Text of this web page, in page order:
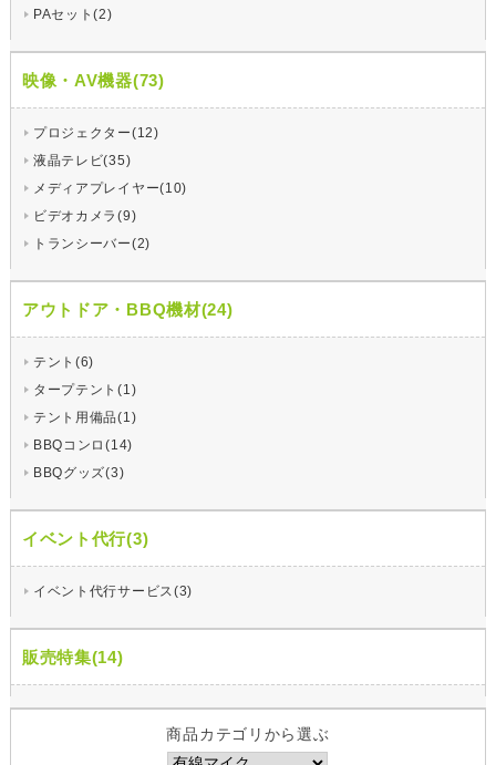
PAセット(2)
映像・AV機器(73)
プロジェクター(12)
液晶テレビ(35)
メディアプレイヤー(10)
ビデオカメラ(9)
トランシーバー(2)
アウトドア・BBQ機材(24)
テント(6)
タープテント(1)
テント用備品(1)
BBQコンロ(14)
BBQグッズ(3)
イベント代行(3)
イベント代行サービス(3)
販売特集(14)
商品カテゴリから選ぶ